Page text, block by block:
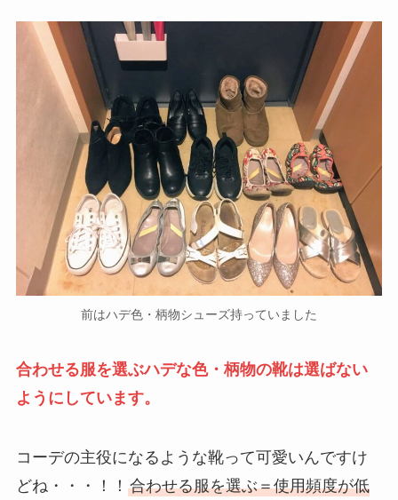
前はハデ色・柄物シューズ持っていました
合わせる服を選ぶハデな色・柄物の靴は選ばない
ようにしています。
コーデの主役になるような靴って可愛いんですけ
どね・・・！！ 合わせる服を選ぶ＝使用頻度が低